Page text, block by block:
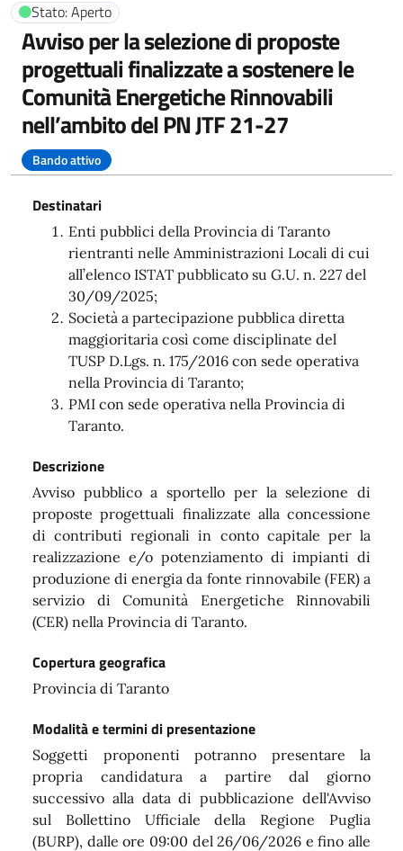
Stato: Aperto
Avviso per la selezione di proposte
progettuali finalizzate a sostenere le
Comunità Energetiche Rinnovabili
nell’ambito del PN JTF 21-27
Bando attivo
Destinatari
Enti pubblici della Provincia di Taranto
rientranti nelle Amministrazioni Locali di cui
all’elenco ISTAT pubblicato su G.U. n. 227 del
30/09/2025;
Società a partecipazione pubblica diretta
maggioritaria così come disciplinate del
TUSP D.Lgs. n. 175/2016 con sede operativa
nella Provincia di Taranto;
PMI con sede operativa nella Provincia di
Taranto.
Descrizione
Avviso pubblico a sportello per la selezione di
proposte progettuali finalizzate alla concessione
di contributi regionali in conto capitale per la
realizzazione e/o potenziamento di impianti di
produzione di energia da fonte rinnovabile (FER) a
servizio di Comunità Energetiche Rinnovabili
(CER) nella Provincia di Taranto.
Copertura geografica
Provincia di Taranto
Modalità e termini di presentazione
Soggetti proponenti potranno presentare la
propria candidatura a partire dal giorno
successivo alla data di pubblicazione dell'Avviso
sul Bollettino Ufficiale della Regione Puglia
(BURP), dalle ore 09:00 del 26/06/2026 e fino alle